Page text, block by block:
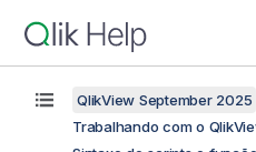
QlikView September 2025
Trabalhando com o